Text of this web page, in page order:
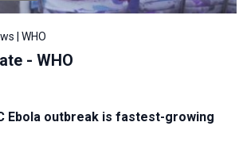
| WHO
- WHO
Ebola outbreak is fastest-growing